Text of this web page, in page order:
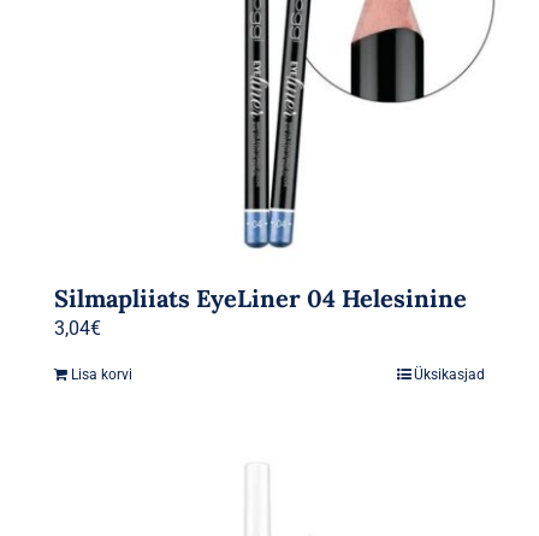
Silmapliiats EyeLiner 04 Helesinine
3,04€
Lisa korvi Üksikasjad